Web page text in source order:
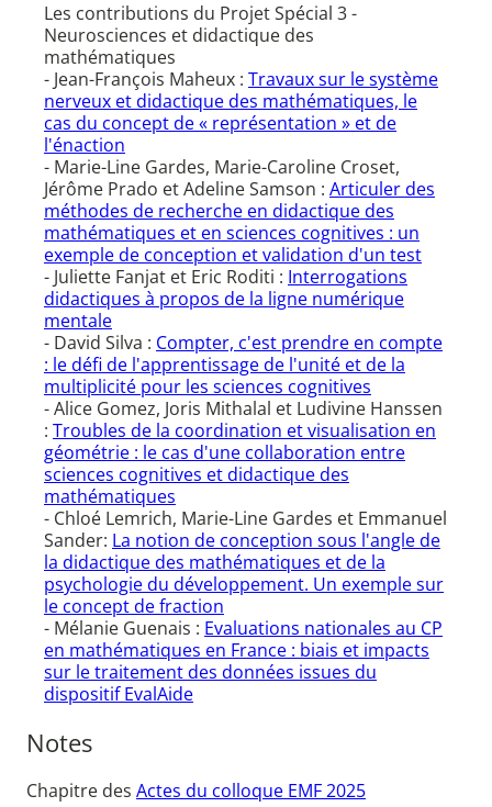
Les contributions du Projet Spécial 3 -
Neurosciences et didactique des
mathématiques
- Jean-François Maheux : Travaux sur le système
nerveux et didactique des mathématiques, le
cas du concept de « représentation » et de
l'énaction
- Marie-Line Gardes, Marie-Caroline Croset,
Jérôme Prado et Adeline Samson : Articuler des
méthodes de recherche en didactique des
mathématiques et en sciences cognitives : un
exemple de conception et validation d'un test
- Juliette Fanjat et Eric Roditi : Interrogations
didactiques à propos de la ligne numérique
mentale
- David Silva : Compter, c'est prendre en compte
: le défi de l'apprentissage de l'unité et de la
multiplicité pour les sciences cognitives
- Alice Gomez, Joris Mithalal et Ludivine Hanssen
: Troubles de la coordination et visualisation en
géométrie : le cas d'une collaboration entre
sciences cognitives et didactique des
mathématiques
- Chloé Lemrich, Marie-Line Gardes et Emmanuel
Sander: La notion de conception sous l'angle de
la didactique des mathématiques et de la
psychologie du développement. Un exemple sur
le concept de fraction
- Mélanie Guenais : Evaluations nationales au CP
en mathématiques en France : biais et impacts
sur le traitement des données issues du
dispositif EvalAide
Notes
Chapitre des Actes du colloque EMF 2025